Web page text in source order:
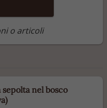
o articoli
nel bosco